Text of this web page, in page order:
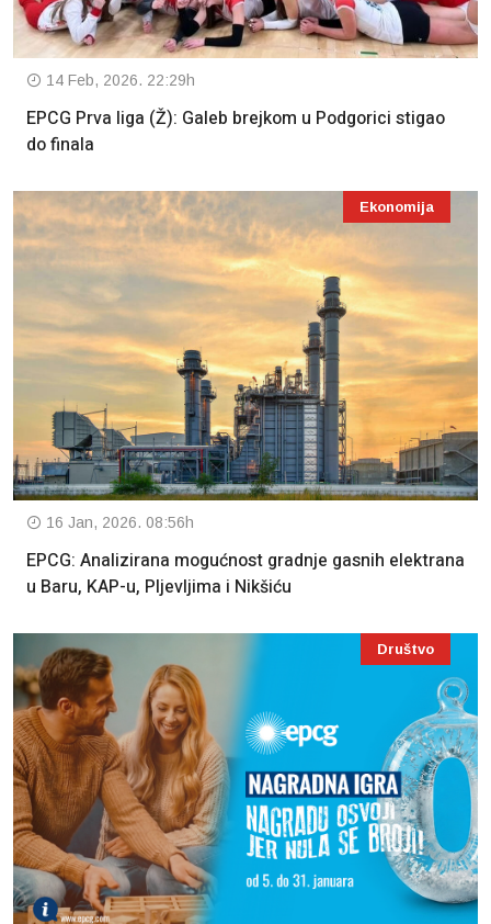
14 Feb, 2026. 22:29h
EPCG Prva liga (Ž): Galeb brejkom u Podgorici stigao
do finala
Ekonomija
16 Jan, 2026. 08:56h
EPCG: Analizirana mogućnost gradnje gasnih elektrana
u Baru, KAP-u, Pljevljima i Nikšiću
Društvo